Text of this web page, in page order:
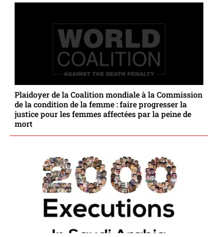
Plaidoyer de la Coalition mondiale à la Commission
de la condition de la femme : faire progresser la
justice pour les femmes affectées par la peine de
mort